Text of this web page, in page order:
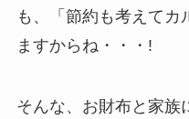
も、「節約も考えてカ
ますからね・・・!
そんな、お財布と家族